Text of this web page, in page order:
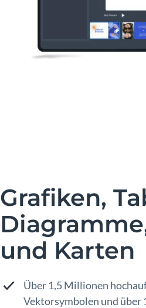
Grafiken,
und Karten
Über 1,5 Millionen
Vektorsymbolen und über